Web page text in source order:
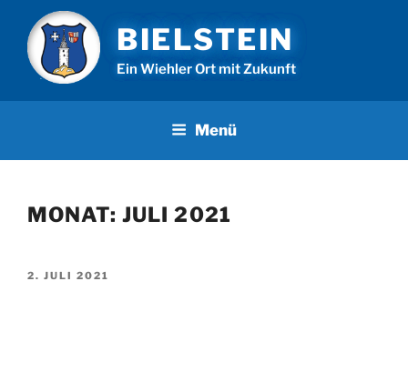
Inhalt
springen
BIELSTEIN
Ein Wiehler Ort mit Zukunft
Menü
MONAT: JULI 2021
VERÖFFENTLICHT
2. JULI 2021